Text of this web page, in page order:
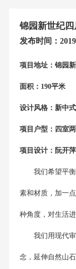
锦园新世纪
发布时间：
项目地址：锦园
面积：190平米
设计风格：新中
项目户型：四室
项目设计：阮开萍
我们希望平
素和材质，加一
种角度，对生活进
我们用现代
念，延伸自然山